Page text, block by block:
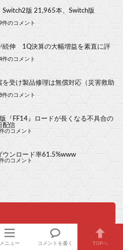
Switch2版 21,965本、Switch版
件のコメント
続伸 1Q決算の大幅増益を素直に評
件のコメント
を受け製品修理は無償対応（災害救助
件のコメント
『FF14』ロードが長くなる不具合の
配信
のコメント
ウンロード率61.5%www
のコメント
イダース、完全にモンハンだと話題に
メニュー コメントを書く TOPへ